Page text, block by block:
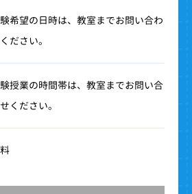
希望の日時は、教室までお問い合わ
ださい。
授業の時間帯は、教室までお問い合
ください。